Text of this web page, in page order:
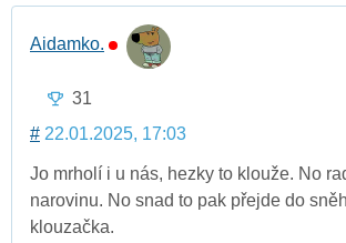
Aidamko.
31
# 22.01.2025, 17:03
Jo mrholí i u nás, hezky to klouže. No
narovinu. No snad to pak přejde do
klouzačka.